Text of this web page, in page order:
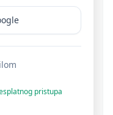
pristupa